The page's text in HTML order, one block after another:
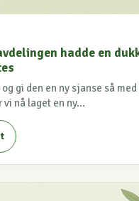
hadde en
gi den en ny sjanse så
vi nå laget en ny...